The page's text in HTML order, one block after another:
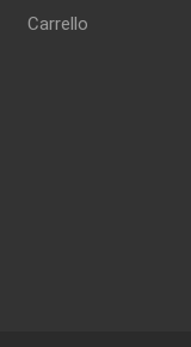
Carrello